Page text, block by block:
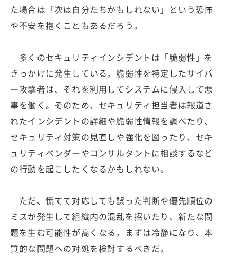
た場合は「次は自分たちかもしれない」という恐怖
や不安を抱くこともあるだろう。
多くのセキュリティインシデントは「脆弱性」を
きっかけに発生している。脆弱性を特定したサイバ
ー攻撃者は、それを利用してシステムに侵入して悪
事を働く。そのため、セキュリティ担当者は報道さ
れたインシデントの詳細や脆弱性情報を調べたり、
セキュリティ対策の見直しや強化を図ったり、セキ
ュリティベンダーやコンサルタントに相談するなど
の行動を起こしたくなるかもしれない。
ただ、慌てて対応しても誤った判断や優先順位の
ミスが発生して組織内の混乱を招いたり、新たな問
題を生む可能性が高くなる。まずは冷静になり、本
質的な問題への対処を検討するべきだ。